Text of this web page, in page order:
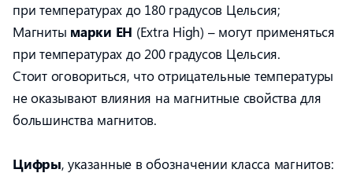
при температурах до 180 градусов Цельсия;
Магниты марки EH (Extra High) – могут применяться
при температурах до 200 градусов Цельсия.
Стоит оговориться, что отрицательные температуры
не оказывают влияния на магнитные свойства для
большинства магнитов.
Цифры, указанные в обозначении класса магнитов: